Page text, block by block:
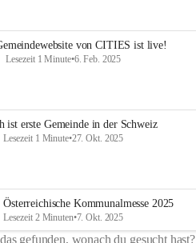
von CITIES ist live!
Lesezeit 1 Minute•6. Feb. 2025
ist erste Gemeinde in der Schweiz
Lesezeit 1 Minute•27. Okt. 2025
Kommunalmesse 2025
Lesezeit 2 Minuten•7. Okt. 2025
gefunden, wonach du gesucht hast?